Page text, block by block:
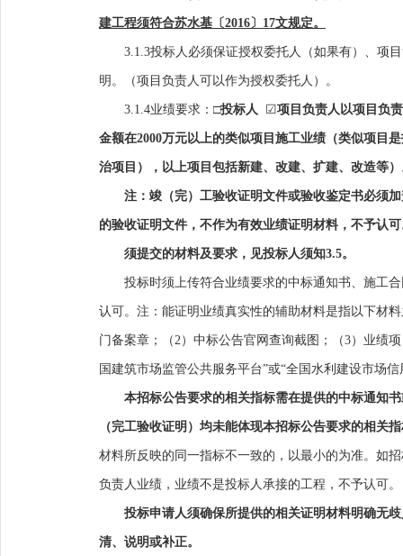
建工程须符合苏水基〔2016〕17文规定。
3.1.3投标人必须保证授权委托人（如果有）、项
明。（项目负责人可以作为授权委托人）。
3.1.4业绩要求： □投标人 ☑项目负责人以项目负
金额在2000万元以上的类似项目施工业绩 （类似项目
治项目），以上项目包括新建、改建、扩建、改造等
注：竣（完）工验收证明文件或验收鉴定书必须
的验收证明文件，不作为有效业绩证明材料，不予认
须提交的材料及要求，见投标人须知3.5。
投标时须上传符合业绩要求的中标通知书、施工
认可。注：能证明业绩真实性的辅助材料是指以下材
门备案章 ； （2）中标公告官网查询截图；（3） 业绩
国建筑市场监管公共服务平台”或“全国水利建设市场信
本招标公告要求的相关指标需在提供的中标通知
（完工验收证明）均未能体现本招标公告要求的相关
材料所反映的同一指标不一致的，以最小的为准。如
负责人业绩，业绩不是投标人承接的工程，不予认可。
投标申请人须确保所提供的相关证明材料明确无
清、说明或补正。